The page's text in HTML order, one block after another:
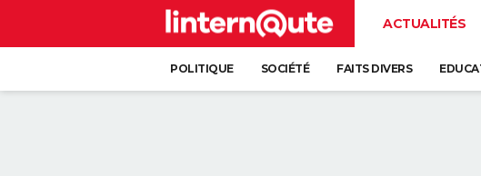
ACTUALITÉS
POLITIQUE SOCIÉTÉ FAITS DIVERS